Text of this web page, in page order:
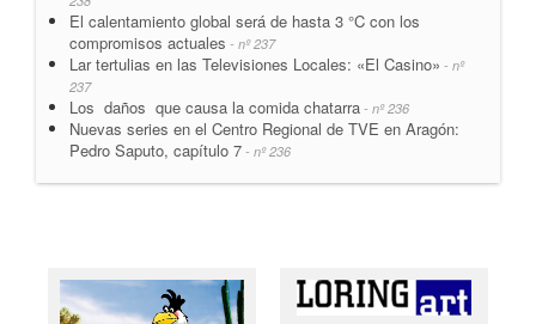
El calentamiento global será de hasta 3 °C con los
compromisos actuales - nº 237
Lar tertulias en las Televisiones Locales: «El Casino» - nº
237
Los daños que causa la comida chatarra - nº 236
Nuevas series en el Centro Regional de TVE en Aragón:
Pedro Saputo, capítulo 7 - nº 236